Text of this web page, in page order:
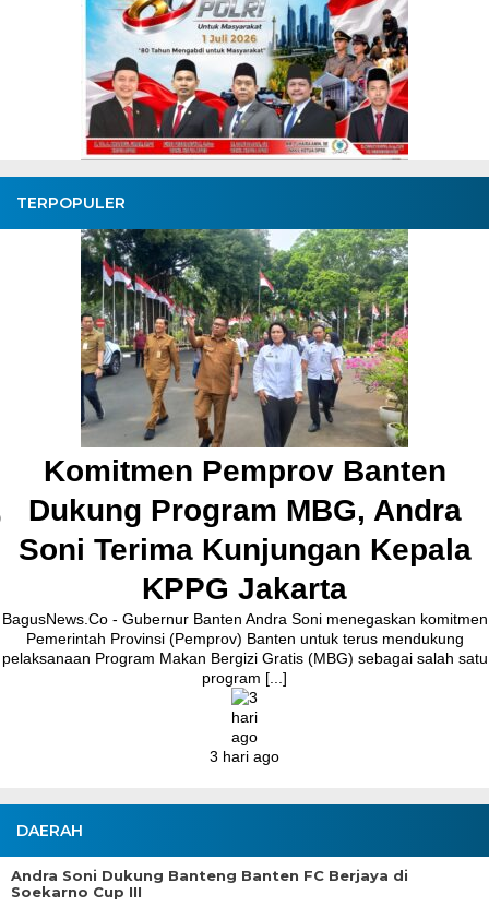
TERPOPULER
komitmen
salah satu
Pembangunan Jalan
Kronjo Sepanjang 11
Bupati Tangerang:
Bersama
BagusNews.Co – Bupati Tangerang Moch.
melakukan peletakan batu pertama (Groundbreaking)
Agustus 2026.Pada acara tersebut, Bupati
2 hari ago
DAERAH
Andra Soni Dukung Banteng Banten FC Berjaya di
Soekarno Cup III